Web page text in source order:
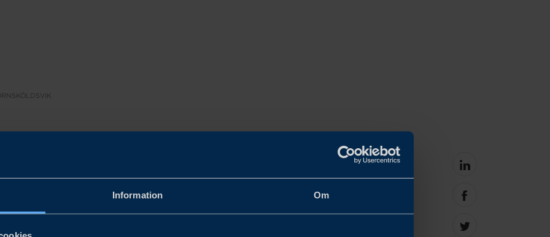
Information Om
i
syftar till att informera och stärka svenska företags
Share
linkedin
Share
facebook
Share